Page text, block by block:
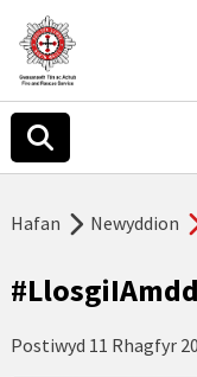
Hafan Newyddion
Postiwyd 11 Rhagfyr